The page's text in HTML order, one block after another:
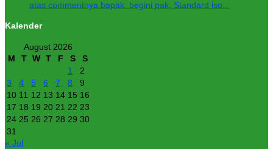
atas commentnya bapak. begini pak, Standard iso...
Kalender
August 2026
M
T W T F S
S
1
2
3
4 5 6 7 8
9
10 11 12 13 14 15 16
17 18 19 20 21 22 23
24 25 26 27 28 29 30
31
« Jul